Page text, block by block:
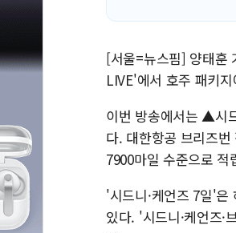
[서울=뉴스핌] 양태훈
LIVE'에서 호주 패키
이번 방송에서는 ▲시
다. 대한항공 브리즈
7900마일 수준으로 적
'시드니·케언즈 7일'
있다. '시드니·케언즈